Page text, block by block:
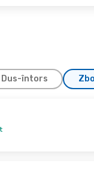
Dus-întors